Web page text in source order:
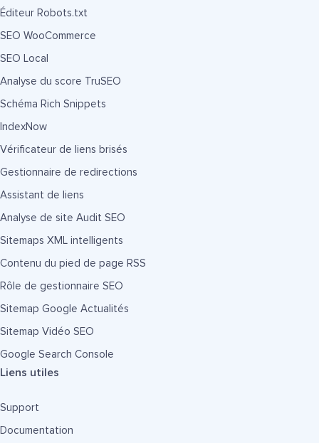
Éditeur Robots.txt
SEO WooCommerce
SEO Local
Analyse du score TruSEO
Schéma Rich Snippets
IndexNow
Vérificateur de liens brisés
Gestionnaire de redirections
Assistant de liens
Analyse de site Audit SEO
Sitemaps XML intelligents
Contenu du pied de page RSS
Rôle de gestionnaire SEO
Sitemap Google Actualités
Sitemap Vidéo SEO
Google Search Console
Liens utiles
Support
Documentation